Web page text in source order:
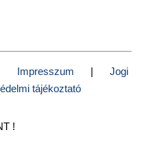
Impresszum | Jogi
tájékoztató
!